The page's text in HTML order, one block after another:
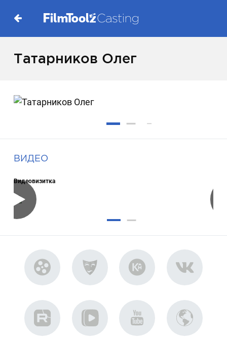
Татарников Олег
ВИДЕО
Видеовизитка